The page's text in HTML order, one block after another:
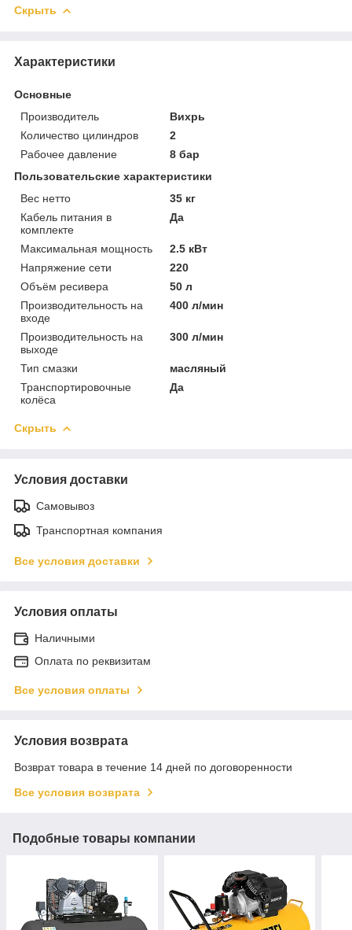
Скрыть
Характеристики
Основные
Производитель
Вихрь
Количество цилиндров
2
Рабочее давление
8 бар
Пользовательские характеристики
Вес нетто
35 кг
Кабель питания в
комплекте
Да
Максимальная мощность
2.5 кВт
Напряжение сети
220
Объём ресивера
50 л
Производительность на
входе
400 л/мин
Производительность на
выходе
300 л/мин
Тип смазки
масляный
Транспортировочные
колёса
Да
Скрыть
Условия доставки
Самовывоз
Транспортная компания
Все условия доставки
Условия оплаты
Наличными
Оплата по реквизитам
Все условия оплаты
Условия возврата
Возврат товара в течение 14 дней по договоренности
Все условия возврата
Подобные товары компании